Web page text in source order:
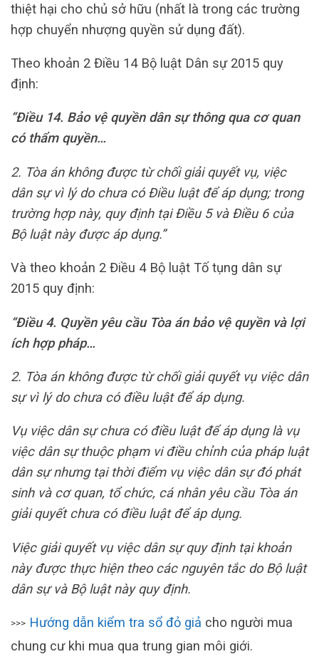
thiệt hại cho chủ sở hữu (nhất là trong các trường
hợp chuyển nhượng quyền sử dụng đất).
Theo khoản 2 Điều 14 Bộ luật Dân sự 2015 quy
định:
“Điều 14. Bảo vệ quyền dân sự thông qua cơ quan
có thẩm quyền…
2. Tòa án không được từ chối giải quyết vụ, việc
dân sự vì lý do chưa có Điều luật để áp dụng; trong
trường hợp này, quy định tại Điều 5 và Điều 6 của
Bộ luật này được áp dụng.”
Và theo khoản 2 Điều 4 Bộ luật Tố tụng dân sự
2015 quy định:
“Điều 4. Quyền yêu cầu Tòa án bảo vệ quyền và lợi
ích hợp pháp…
2. Tòa án không được từ chối giải quyết vụ việc dân
sự vì lý do chưa có điều luật để áp dụng.
Vụ việc dân sự chưa có điều luật để áp dụng là vụ
việc dân sự thuộc phạm vi điều chỉnh của pháp luật
dân sự nhưng tại thời điểm vụ việc dân sự đó phát
sinh và cơ quan, tổ chức, cá nhân yêu cầu Tòa án
giải quyết chưa có điều luật để áp dụng.
Việc giải quyết vụ việc dân sự quy định tại khoản
này được thực hiện theo các nguyên tắc do Bộ luật
dân sự và Bộ luật này quy định.
>>> Hướng dẫn kiểm tra sổ đỏ giả cho người mua
chung cư khi mua qua trung gian môi giới.